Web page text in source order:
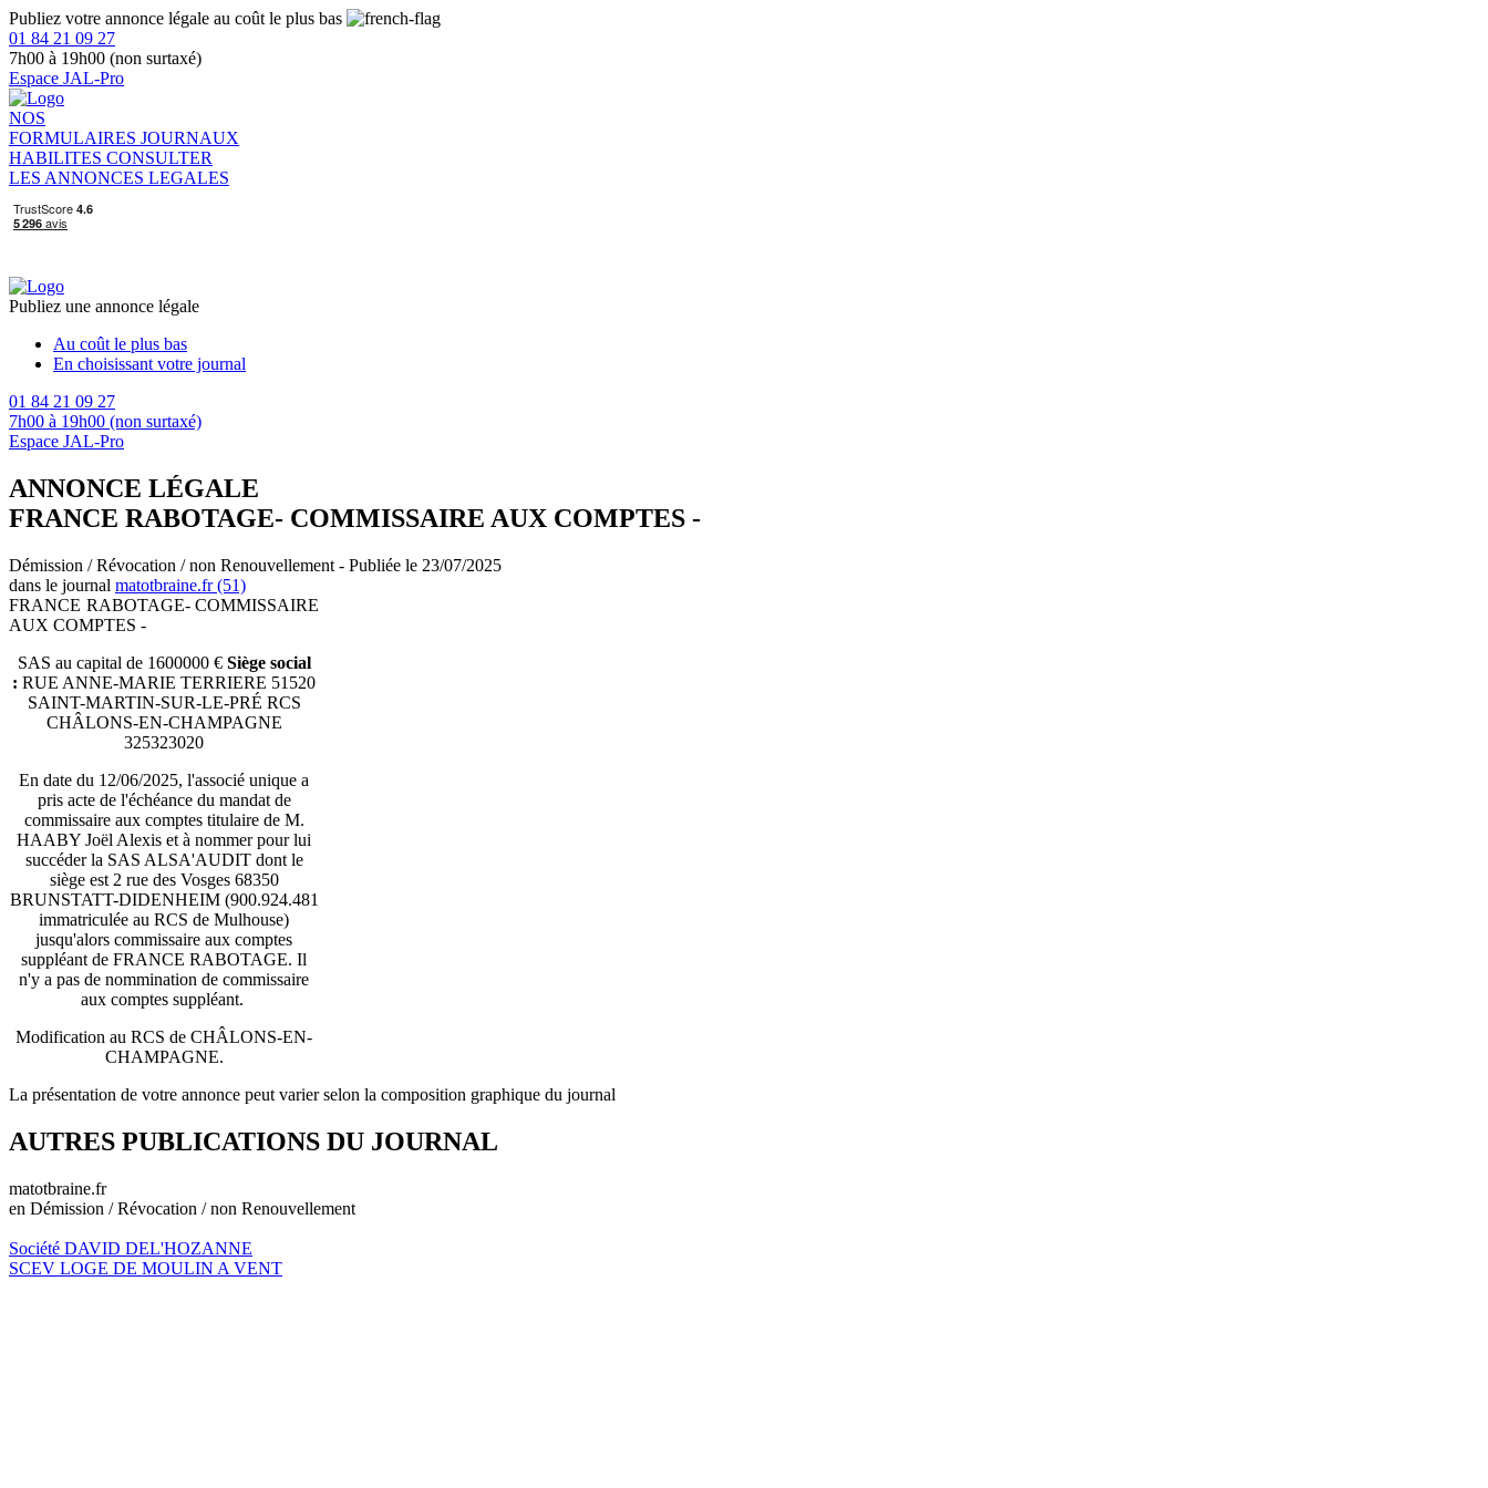
Publiez votre annonce légale au coût le plus bas
01 84 21 09 27
7h00 à 19h00 (non surtaxé)
Espace JAL-Pro
NOS
FORMULAIRES JOURNAUX
HABILITES CONSULTER
LES ANNONCES LEGALES
Publiez une annonce légale
Au coût le plus bas
En choisissant votre journal
01 84 21 09 27
7h00 à 19h00 (non surtaxé)
Espace JAL-Pro
ANNONCE LÉGALE
FRANCE RABOTAGE- COMMISSAIRE AUX COMPTES -
Démission / Révocation / non Renouvellement - Publiée le 23/07/2025
dans le journal matotbraine.fr (51)
FRANCE RABOTAGE- COMMISSAIRE
AUX COMPTES -
SAS au capital de 1600000 € Siège social
: RUE ANNE-MARIE TERRIERE 51520
SAINT-MARTIN-SUR-LE-PRÉ RCS
CHÂLONS-EN-CHAMPAGNE
325323020
En date du 12/06/2025, l'associé unique a
pris acte de l'échéance du mandat de
commissaire aux comptes titulaire de M.
HAABY Joël Alexis et à nommer pour lui
succéder la SAS ALSA'AUDIT dont le
siège est 2 rue des Vosges 68350
BRUNSTATT-DIDENHEIM (900.924.481
immatriculée au RCS de Mulhouse)
jusqu'alors commissaire aux comptes
suppléant de FRANCE RABOTAGE. Il
n'y a pas de nommination de commissaire
aux comptes suppléant.
Modification au RCS de CHÂLONS-EN-
CHAMPAGNE.
La présentation de votre annonce peut varier selon la composition graphique du journal
AUTRES PUBLICATIONS DU JOURNAL
matotbraine.fr
en Démission / Révocation / non Renouvellement
Société DAVID DEL'HOZANNE
SCEV LOGE DE MOULIN A VENT